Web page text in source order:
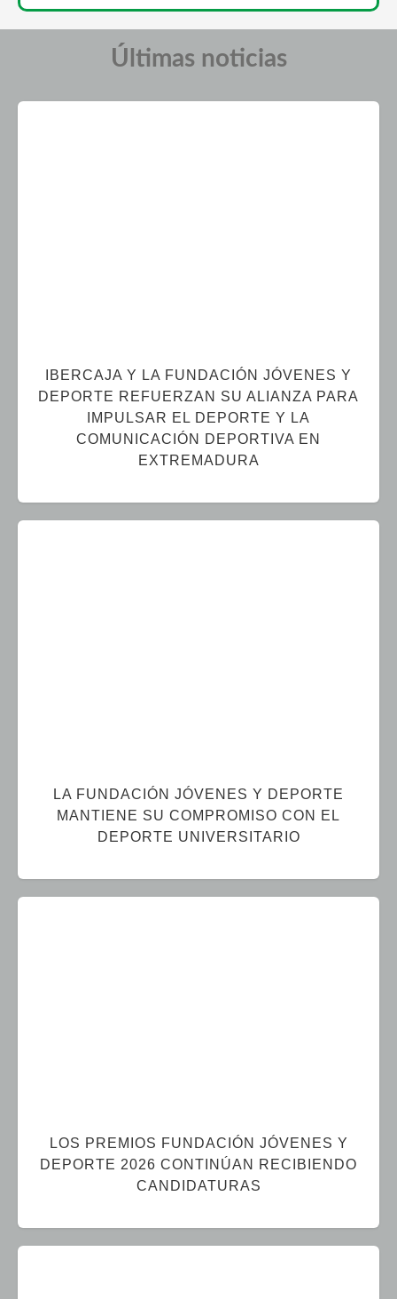
Últimas noticias
IBERCAJA Y LA FUNDACIÓN JÓVENES Y
DEPORTE REFUERZAN SU ALIANZA PARA
IMPULSAR EL DEPORTE Y LA
COMUNICACIÓN DEPORTIVA EN
EXTREMADURA
LA FUNDACIÓN JÓVENES Y DEPORTE
MANTIENE SU COMPROMISO CON EL
DEPORTE UNIVERSITARIO
LOS PREMIOS FUNDACIÓN JÓVENES Y
DEPORTE 2026 CONTINÚAN RECIBIENDO
CANDIDATURAS